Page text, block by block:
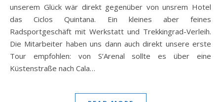
unserem Glück wär direkt gegenüber von unsrem Hotel
das Ciclos Quintana. Ein kleines aber feines
Radsportgeschäft mit Werkstatt und Trekkingrad-Verleih.
Die Mitarbeiter haben uns dann auch direkt unsere erste
Tour empfohlen: von S’Arenal sollte es über eine
Küstenstraße nach Cala…